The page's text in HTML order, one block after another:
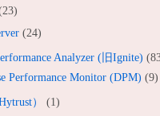
(24)
Analyzer (旧Ignite)
Performance Monitor (DPM) (9)
）
(1)